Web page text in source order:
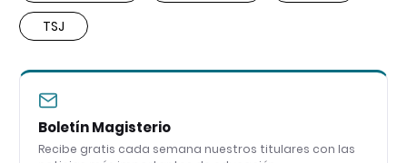
TSJ
Boletín Magisterio
Recibe gratis cada semana nuestros titulares con las